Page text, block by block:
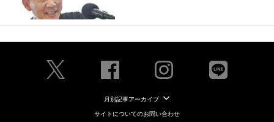
月別記事アーカイブ
サイトについてのお問い合わせ